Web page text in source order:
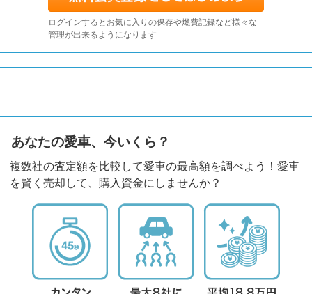
ログインするとお気に入りの保存や燃費記録など様々な
管理が出来るようになります
あなたの愛車、今いくら？
複数社の査定額を比較して愛車の最高額を調べよう！愛車
を賢く売却して、購入資金にしませんか？